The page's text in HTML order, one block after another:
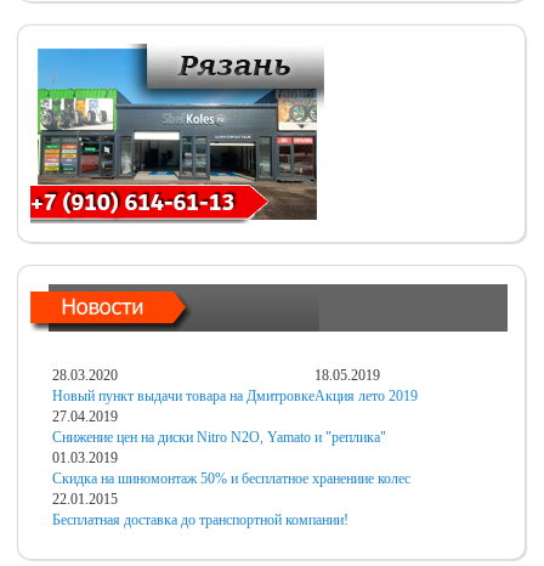
28.03.2020
Новый пункт выдачи товара на Дмитровке
18.05.2019
Акция лето 2019
27.04.2019
Снижение цен на диски Nitro N2O, Yamato и "реплика"
01.03.2019
Скидка на шиномонтаж 50% и бесплатное хранениие колес
22.01.2015
Бесплатная доставка до транспортной компании!